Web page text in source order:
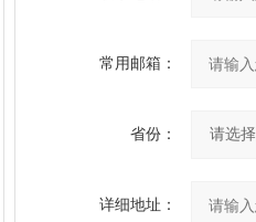
常用邮箱：
省份：
详细地址：